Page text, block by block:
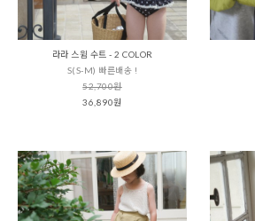
라라 스윔 수트 - 2 COLOR
S(S-M) 빠른배송 !
52,700원
36,890원